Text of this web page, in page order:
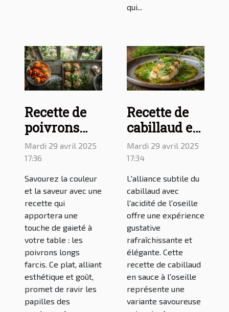
qui...
Recette de
poivrons
longs farcis
pour une
cuisine
colorée et
savoureuse
Mardi 29 avril 2025
17:36
Savourez la couleur
et la saveur avec une
recette qui
apportera une
touche de gaieté à
votre table : les
poivrons longs
farcis. Ce plat, alliant
esthétique et goût,
promet de ravir les
papilles des
Recette de
cabillaud en
sauce à
l'oseille : une
variante
savoureuse
du poisson à
l'oseille
Mardi 29 avril 2025
17:34
L'alliance subtile du
cabillaud avec
l'acidité de l'oseille
offre une expérience
gustative
rafraîchissante et
élégante. Cette
recette de cabillaud
en sauce à l'oseille
représente une
variante savoureuse